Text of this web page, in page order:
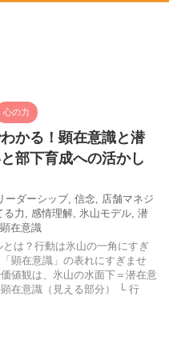
心の力
かる！顕在意識と潜
部下育成への活かし
ーダーシップ, 信念, 店舗マネジ
る力 , 感情理解, 氷山モデル, 潜
顕在意識
は？行動は氷山の一角にすぎ
顕在意識」の表れにすぎませ
値観は、氷山の水面下＝潜在意
在意識（見える部分） └ 行